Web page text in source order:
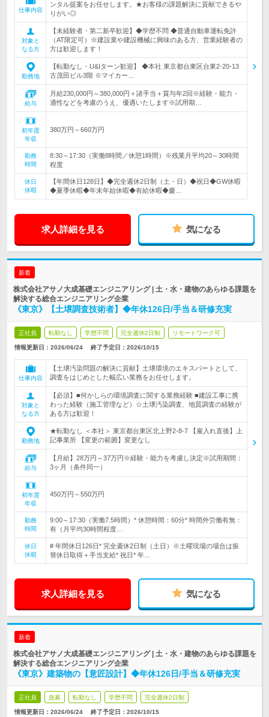
仕事内容
ンタル提案をお任せします。★お客様の課題解決に貢献できるや
りがい◎
対象と
なる方
【未経験者・第二新卒歓迎】◆学歴不問 ◆普通自動車運転免許
（AT限定可）※建設業や建設機械に興味のある方、営業経験者の
方は歓迎します！
勤務地
【転勤なし・U&Iターン歓迎】 ◆本社 東京都台東区台東2-20-13
古茂田ビル3階 ※マイカー…
給与
月給230,000円～380,000円＋諸手当＋賞与年2回※経験・能力・
適性などを考慮のうえ、優遇いたします※試用期…
初年度
年収
380万円～660万円
勤務
時間
8:30～17:30（実働8時間／休憩1時間）※残業月平均20～30時間
程度
休日
休暇
【年間休日128日】◆完全週休2日制（土・日）◆祝日◆GW休暇
◆夏季休暇◆年末年始休暇◆有給休暇◆慶…
求人詳細を見る 気になる
新着
株式会社アサノ大成基礎エンジニアリング | 土・水・建物のあらゆる課題を
解決する総合エンジニアリング企業
《東京》【土壌調査技術者】◆年休126日/手当＆研修充実
正社員 転勤なし 学歴不問 完全週休2日制 リモートワーク可
情報更新日：2026/06/24 終了予定日： 2026/10/15
仕事内容
【土壌汚染問題の解決に貢献】土壌環境のエキスパートとして、
調査をはじめとした幅広い業務をお任せします。
対象と
なる方
【必須】■何かしらの環境調査に関する業務経験 ■建設工事に携
わった経験（施工管理など）☆土壌汚染調査、地質調査の経験が
ある方は歓迎！
勤務地
★転勤なし ＜本社＞ 東京都台東区北上野2-8-7 【雇入れ直後】上
記事業所 【変更の範囲】変更なし
給与
【月給】28万円～37万円※経験・能力を考慮し決定※試用期間：
3ヶ月（条件同一）
初年度
年収
450万円～550万円
勤務
時間
9:00～17:30（実働7.5時間）* 休憩時間：60分* 時間外労働有無：
有（月平均30時間程度…
休日
休暇
# 年間休日126日* 完全週休2日制（土日）※土曜現場の場合は振
替休日取得＋手当支給* 祝日* 年…
求人詳細を見る 気になる
新着
株式会社アサノ大成基礎エンジニアリング | 土・水・建物のあらゆる課題を
解決する総合エンジニアリング企業
《東京》建築物の【意匠設計】◆年休126日/手当＆研修充実
正社員 急募 転勤なし 学歴不問 完全週休2日制
情報更新日：2026/06/24 終了予定日： 2026/10/15